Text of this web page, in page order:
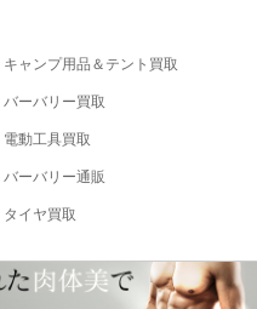
キャンプ用品＆テント買取
バーバリー買取
電動工具買取
バーバリー通販
タイヤ買取
ッション研究所